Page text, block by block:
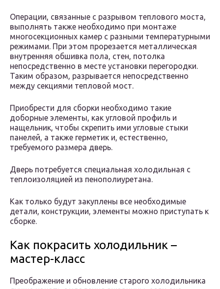
Операции, связанные с разрывом теплового моста,
выполнять также необходимо при монтаже
многосекционных камер с разными температурными
режимами. При этом прорезается металлическая
внутренняя обшивка пола, стен, потолка
непосредственно в месте установки перегородки.
Таким образом, разрывается непосредственно
между секциями тепловой мост.
Приобрести для сборки необходимо такие
доборные элементы, как угловой профиль и
нащельник, чтобы скрепить ими угловые стыки
панелей, а также герметик и, естественно,
требуемого размера дверь.
Дверь потребуется специальная холодильная с
теплоизоляцией из пенополиуретана.
Как только будут закуплены все необходимые
детали, конструкции, элементы можно приступать к
сборке.
Как покрасить холодильник –
мастер-класс
Преображение и обновление старого холодильника